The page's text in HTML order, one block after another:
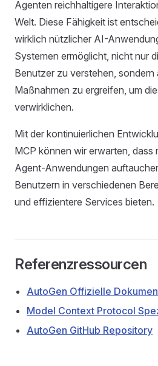
Agenten reichhaltigere
Welt. Diese Fähigkeit ist
wirklich nützlicher AI-
Systemen ermöglicht, nicht nur
Benutzer zu verstehen, sondern
Maßnahmen zu ergreifen, um
verwirklichen.
Mit der kontinuierlichen
MCP können wir erwarten, dass
Agent-Anwendungen
Benutzern in verschiedenen
und effizientere Services bieten.
Referenzressourcen
AutoGen Offizielle
Model Context Protocol
AutoGen GitHub Repository